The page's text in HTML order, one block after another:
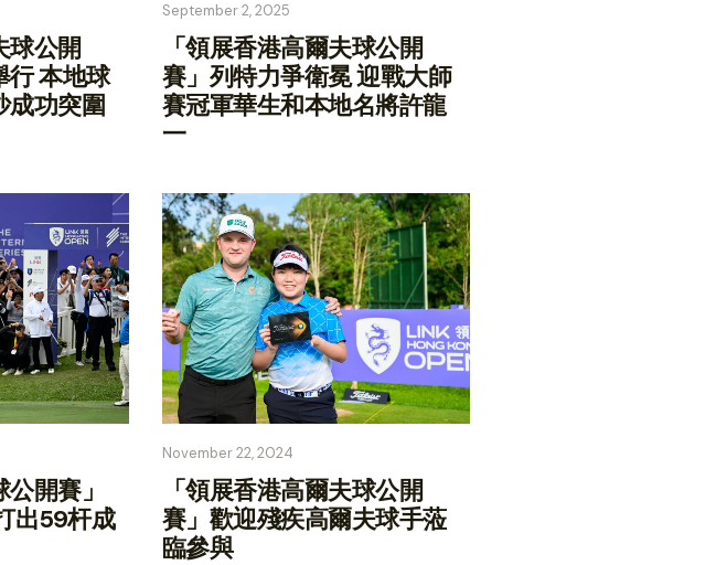
球公開
行 本地球
成功突圍
September 2, 2025
「領展香港高爾夫球公開
賽」列特力爭衛冕 迎戰大師
賽冠軍華生和本地名將許龍
一
開賽」
出59杆成
November 22, 2024
「領展香港高爾夫球公開
賽」歡迎殘疾高爾夫球手蒞
臨參與